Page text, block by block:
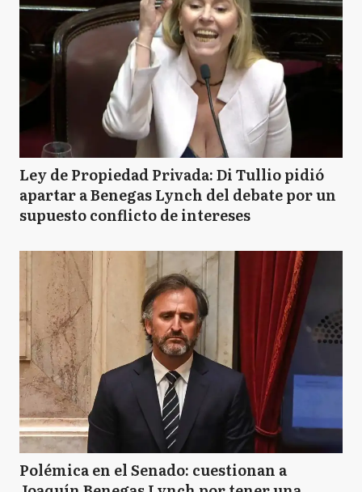
Ley de Propiedad Privada: Di Tullio pidió
apartar a Benegas Lynch del debate por un
supuesto conflicto de intereses
Polémica en el Senado: cuestionan a